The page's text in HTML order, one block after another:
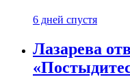
6 дней спустя
Лазарева